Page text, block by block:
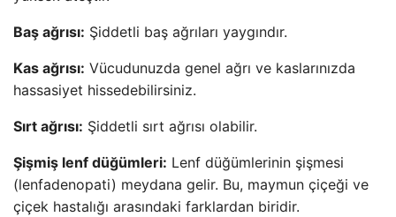
Baş ağrısı: Şiddetli baş ağrıları yaygındır.
Kas ağrısı: Vücudunuzda genel ağrı ve kaslarınızda
hassasiyet hissedebilirsiniz.
Sırt ağrısı: Şiddetli sırt ağrısı olabilir.
Şişmiş lenf düğümleri: Lenf düğümlerinin şişmesi
(lenfadenopati) meydana gelir. Bu, maymun çiçeği ve
çiçek hastalığı arasındaki farklardan biridir.